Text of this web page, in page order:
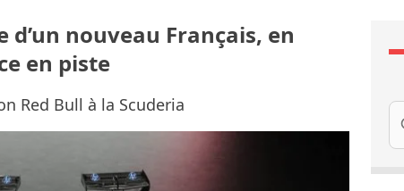
d’un nouveau Français, en
en piste
Red Bull à la Scuderia